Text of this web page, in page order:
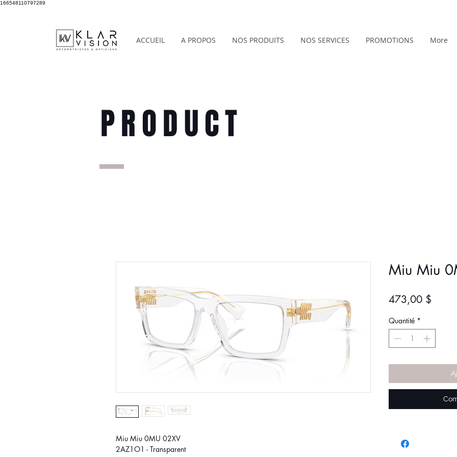
166548110797289
ACCUEIL A PROPOS NOS PRODUITS NOS SERVICES PROMOTIONS More
PRODUCT
Miu Miu 0MU 02XV
2AZ1O1 - Transparent
Miu Miu
473,00 $
Quantité *